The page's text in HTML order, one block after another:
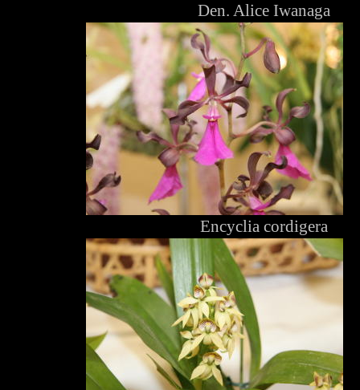
Den. Alice Iwanaga
Encyclia cordigera